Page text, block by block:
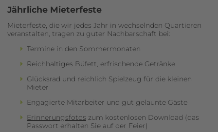
Jährliche Mieterfeste
Mieterfeste, die wir jedes Jahr in wechselnden Quartieren
veranstalten, tragen zu guter Nachbarschaft bei:
Termine in den Sommermonaten
Reichhaltiges Büfett, erfrischende Getränke
Glücksrad und reichlich Spielzeug für die kleinen
Mieter
Engagierte Mitarbeiter und gut gelaunte Gäste
Erinnerungsfotos zum kostenlosen Download (das
Passwort erhalten Sie auf der Feier)